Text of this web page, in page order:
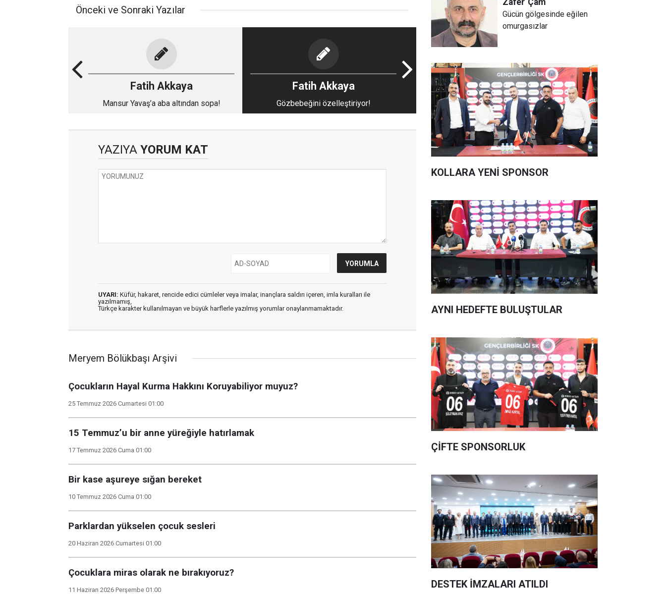
Önceki ve Sonraki Yazılar
Fatih Akkaya
Mansur Yavaş’a aba altından sopa!
Fatih Akkaya
Gözbebeğini özelleştiriyor!
YAZIYA YORUM KAT
UYARI: Küfür, hakaret, rencide edici cümleler veya imalar, inançlara saldırı içeren, imla kuralları ile
yazılmamış,
Türkçe karakter kullanılmayan ve büyük harflerle yazılmış yorumlar onaylanmamaktadır.
Meryem Bölükbaşı Arşivi
Çocukların Hayal Kurma Hakkını Koruyabiliyor muyuz?
25 Temmuz 2026 Cumartesi 01:00
15 Temmuz’u bir anne yüreğiyle hatırlamak
17 Temmuz 2026 Cuma 01:00
Bir kase aşureye sığan bereket
10 Temmuz 2026 Cuma 01:00
Parklardan yükselen çocuk sesleri
20 Haziran 2026 Cumartesi 01:00
Çocuklara miras olarak ne bırakıyoruz?
11 Haziran 2026 Perşembe 01:00
Gücün gölgesinde eğilen
omurgasızlar
KOLLARA YENİ SPONSOR
AYNI HEDEFTE BULUŞTULAR
ÇİFTE SPONSORLUK
DESTEK İMZALARI ATILDI